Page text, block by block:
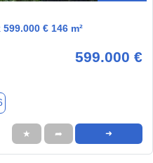
€ 146 m²
599.000 €
★ ➦ ➜